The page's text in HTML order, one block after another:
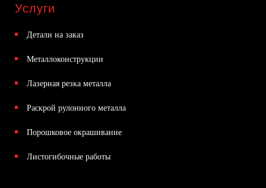
Услуги
Детали на заказ
Металлоконструкции
Лазерная резка металла
Раскрой рулонного металла
Порошковое окрашивание
Листогибочные работы